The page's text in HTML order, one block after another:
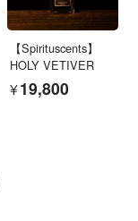
【Spirituscents】
HOLY VETIVER
¥19,800